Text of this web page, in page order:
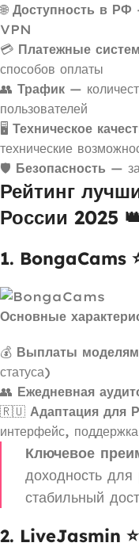
🌐 Доступность в РФ
VPN
💳 Платежные
способов оплаты
👥 Трафик —
пользователей
🖥️ Техническое
технические
🛡️ Безопасность —
Рейтинг
России 2025
1. BongaCams
Основные
💰 Выплаты
статуса)
👥 Ежедневная
🇷🇺 Адаптация для
интерфейс,
Ключевое
доходность
стабильный
2. LiveJasmin